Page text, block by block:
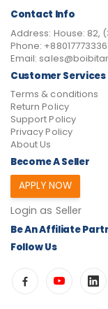
Contact Info
Address: House: 82,
Phone:
Email:
Customer Services
Terms & conditions
Return Policy
Support Policy
Privacy Policy
About Us
Become A Seller
APPLY NOW
Login as Seller
Be An Affiliate
Follow Us